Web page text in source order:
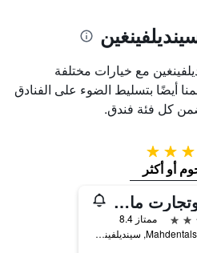
مع خيارات مختلفة
أيضًا بتسليط الضوء على الفنادق
كل فئة فندق.
4 نجوم
ستوتجارت ماريوت هوتل سيندلفنجن
ممتاز 8.4
Mahdentalstr. 68, سينديلفينغين, بادن - فورتمبيرغ, ألمانيا